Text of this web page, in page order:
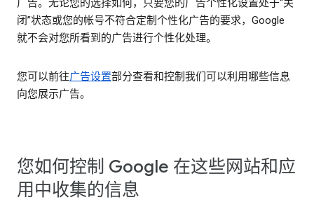
广告。无论您的选择如何，只要您的广告个性化设置处于“关
闭”状态或您的帐号不符合定制个性化广告的要求，Google
就不会对您所看到的广告进行个性化处理。
您可以前往广告设置部分查看和控制我们可以利用哪些信息
向您展示广告。
您如何控制 Google 在这些网站和应
用中收集的信息